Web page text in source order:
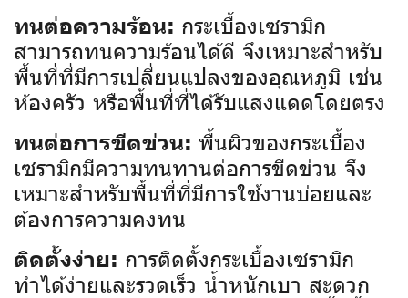
ทนต่อความร้อน: กระเบื้องเซรามิก
สามารถทนความร้อนได้ดี จึงเหมาะสำหรับ
พื้นที่ที่มีการเปลี่ยนแปลงของอุณหภูมิ เช่น
ห้องครัว หรือพื้นที่ที่ได้รับแสงแดดโดยตรง
ทนต่อการขีดข่วน: พื้นผิวของกระเบื้อง
เซรามิกมีความทนทานต่อการขีดข่วน จึง
เหมาะสำหรับพื้นที่ที่มีการใช้งานบ่อยและ
ต้องการความคงทน
ติดตั้งง่าย: การติดตั้งกระเบื้องเซรามิก
ทำได้ง่ายและรวดเร็ว น้ำหนักเบา สะดวก